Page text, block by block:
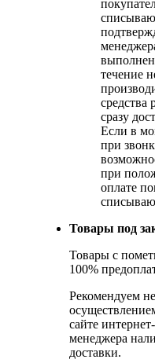
течение
средства
сразу
Если в
при
при
оплате
Товары под
Товары с
100%
Рекомендуем
сайте
менеджера
доставки.